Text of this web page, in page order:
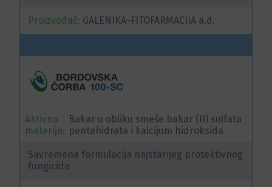
Proizvođač: GALENIKA-FITOFARMACIJA a.d.
Aktivna
materija:
Bakar u obliku smeše bakar (II) sulfata
pentahidrata i kalcijum hidroksida
Savremena formulacija najstarijeg protektivnog
fungicida